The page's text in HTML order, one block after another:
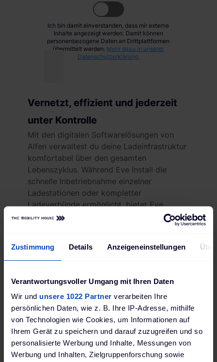
Zustimmung Details Anzeigeneinstellungen
Verantwortungsvoller Umgang mit Ihren Daten
Wir und unsere 1022 Partner verarbeiten Ihre
persönlichen Daten, wie z. B. Ihre IP-Adresse, mithilfe
von Technologien wie Cookies, um Informationen auf
Ihrem Gerät zu speichern und darauf zuzugreifen und so
personalisierte Werbung und Inhalte, Messungen von
Werbung und Inhalten, Zielgruppenforschung sowie
Ich bin damit einverstanden, dass mir externe
Inhalte angezeigt werden. Damit können
personenbezogene Daten an Drittplattformen
übermittelt werden. Mehr dazu in unserer
Datenschutzerklärung.
Vernetzt, effizient und jederzeit
unter Kontrolle
Mit den digitalen Softwarelösungen von
Alfen verwaltest du deine Ladeinfrastruktur
komfortabel über den gesamten
Lebenszyklus. Während Eve Install die
schnelle Inbetriebnahme einzelner
Ladestationen oder kompletter
Ladeverbünde ermöglicht, bietet Eve
Control die zentrale Überwachung,
Connect das System mit einer intuitiven
App, über die Funktionen wie
Laden bequem per Smartphone gesteuert
werden können. So erhältst du ein perfekt
aufeinander abgestimmtes System – von
der Installation über den Betrieb bis hin zur
täglichen Nutzung.